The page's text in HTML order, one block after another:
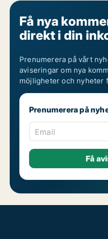
Få nya
direkt i din
Prenumerera på vårt
aviseringar om nya
möjligheter och nyheter
Prenumerera på
Email